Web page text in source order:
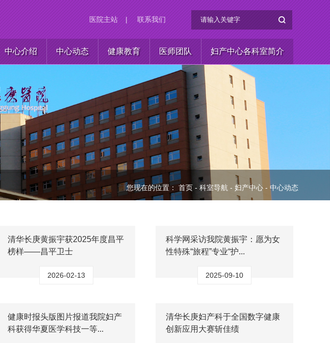
医院主站 | 联系我们
中心介绍 中心动态 健康教育 医师团队 妇产中心各科室简介
您现在的位置： 首页 - 科室导航 - 妇产中心 - 中心动态
清华长庚黄振宇获2025年度昌平
榜样——昌平卫士
2026-02-13
科学网采访我院黄振宇：愿为女
性特殊“旅程”专业“护...
2025-09-10
健康时报头版图片报道我院妇产
科获得华夏医学科技一等...
清华长庚妇产科于全国数字健康
创新应用大赛斩佳绩